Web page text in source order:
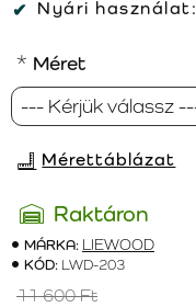
Nyári használat:
Raktáron
MÁRKA: LIEWOOD
KÓD: LWD-203
11 600 Ft
Méret
Mérettáblázat